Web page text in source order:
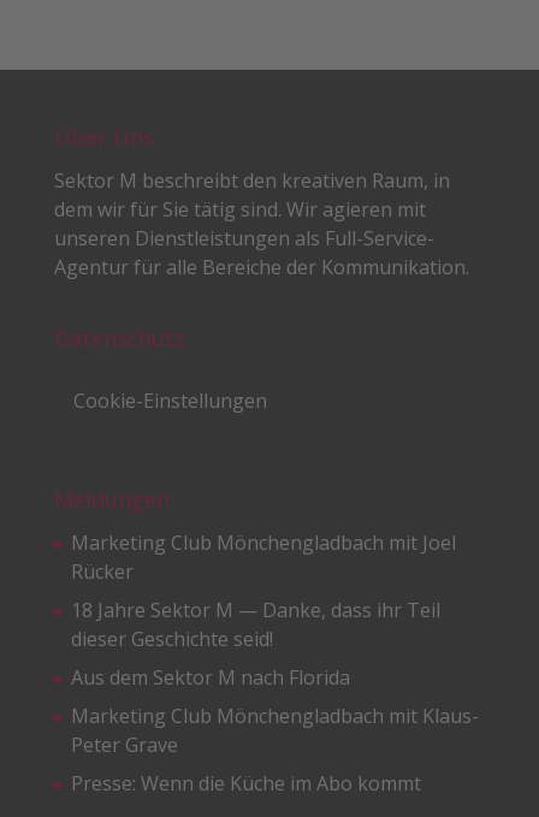
Über Uns
Sektor M beschreibt den kreativen Raum, in
dem wir für Sie tätig sind. Wir agieren mit
unseren Dienstleistungen als Full-Service-
Agentur für alle Bereiche der Kommunikation.
Datenschutz
Cookie-Einstellungen
Meldungen
Marketing Club Mönchengladbach mit Joel
Rücker
18 Jahre Sektor M — Danke, dass ihr Teil
dieser Geschichte seid!
Aus dem Sektor M nach Florida
Marketing Club Mönchengladbach mit Klaus-
Peter Grave
Presse: Wenn die Küche im Abo kommt